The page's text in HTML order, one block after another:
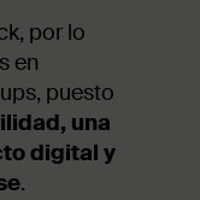
por lo
en
puesto
una
digital y
.